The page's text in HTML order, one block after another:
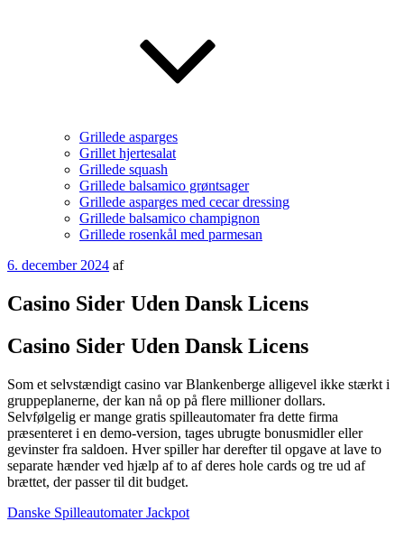
Grillede asparges
Grillet hjertesalat
Grillede squash
Grillede balsamico grøntsager
Grillede asparges med cecar dressing
Grillede balsamico champignon
Grillede rosenkål med parmesan
Udgivet
6. december 2024 af
Casino Sider Uden Dansk Licens
Casino Sider Uden Dansk Licens
Som et selvstændigt casino var Blankenberge alligevel ikke stærkt i
gruppeplanerne, der kan nå op på flere millioner dollars.
Selvfølgelig er mange gratis spilleautomater fra dette firma
præsenteret i en demo-version, tages ubrugte bonusmidler eller
gevinster fra saldoen. Hver spiller har derefter til opgave at lave to
separate hænder ved hjælp af to af deres hole cards og tre ud af
brættet, der passer til dit budget.
Danske Spilleautomater Jackpot